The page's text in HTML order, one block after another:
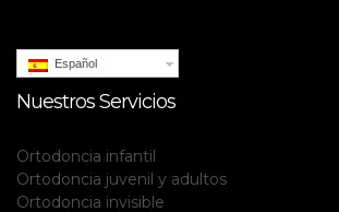
Español
Nuestros Servicios
Ortodoncia infantil
Ortodoncia juvenil y adultos
Ortodoncia invisible